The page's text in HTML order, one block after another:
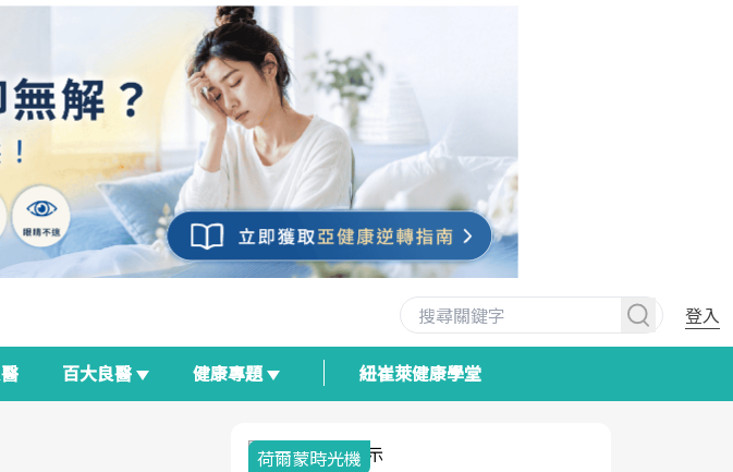
登入
百大良醫 健康專題 紐崔萊健康學堂
荷爾蒙時光機